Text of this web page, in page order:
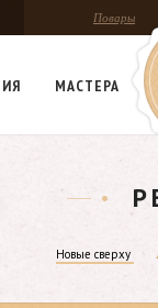
Повары
МАСТЕРА
Новые сверху